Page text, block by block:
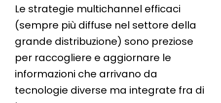
Le strategie multichannel efficaci
(sempre più diffuse nel settore della
grande distribuzione) sono preziose
per raccogliere e aggiornare le
informazioni che arrivano da
tecnologie diverse ma integrate fra di